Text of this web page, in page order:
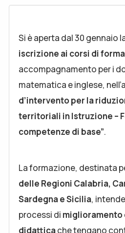
Si è aperta dal 30 gennaio
iscrizione ai corsi di
accompagnamento per i
matematica e inglese,
d’intervento per la
territoriali in Istruzione –
competenze di base”.
La formazione, destinata
delle Regioni Calabria,
Sardegna e Sicilia,
processi di
didatticache tengano